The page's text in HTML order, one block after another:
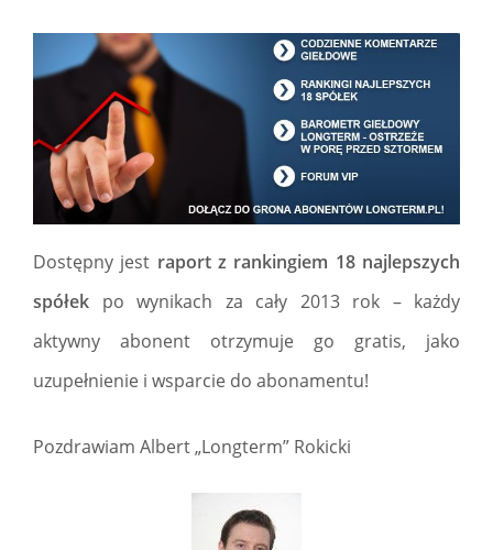
Dostępny jest raport z rankingiem 18 najlepszych
spółek po wynikach za cały 2013 rok – każdy
aktywny abonent otrzymuje go gratis, jako
uzupełnienie i wsparcie do abonamentu!
Pozdrawiam Albert „Longterm” Rokicki